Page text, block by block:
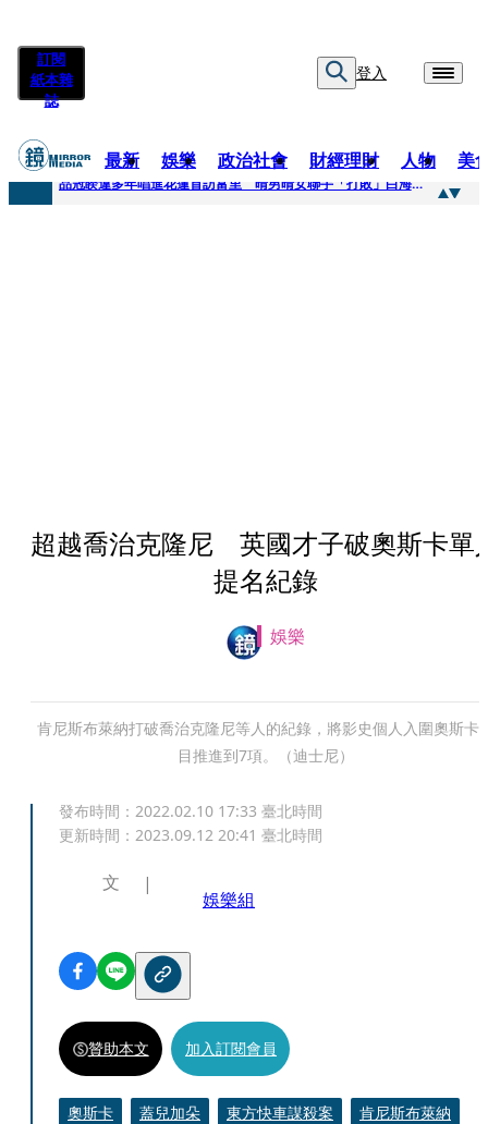
訂閱
紙本雜
誌
登入
最新 娛樂 政治社會 財經理財 人物 美
快訊
品冠睽違多年唱進花蓮首訪富里 晴男晴女聯手「打敗」白海豚颱風
超越喬治克隆尼 英國才子破奧斯卡單
提名紀錄
娛樂
肯尼斯布萊納打破喬治克隆尼等人的紀錄，將影史個人入圍奧斯卡
目推進到7項。（迪士尼）
發布時間： 2022.02.10 17:33 臺北時間
更新時間： 2023.09.12 20:41 臺北時間
文
娛樂組
贊助本文 加入訂閱會員
奧斯卡 蓋兒加朵 東方快車謀殺案
肯尼斯布萊納